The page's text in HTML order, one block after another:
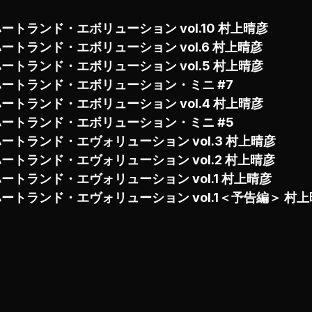
プローチなど、村上さんの理想のロッドができあがるまで
たしてピックアップされたのは…？ そのロッドたちの全貌
無二の境地へと昇華するハートランドを体感せよ。
トランド・エボリューション vol.10 村上晴彦
トランド・エボリューション vol.6 村上晴彦
トランド・エボリューション vol.5 村上晴彦
トランド・エボリューション・ミニ #7
トランド・エボリューション vol.4 村上晴彦
トランド・エボリューション・ミニ #5
トランド・エヴォリューション vol.3 村上晴彦
トランド・エヴォリューション vol.2 村上晴彦
トランド・エヴォリューション vol.1 村上晴彦
トランド・エヴォリューション vol.1＜予告編＞ 村